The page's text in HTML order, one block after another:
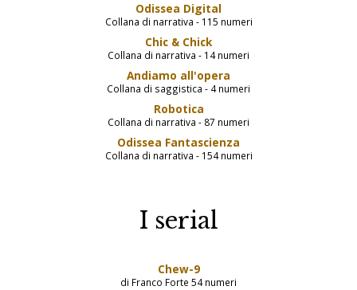
Odissea Digital
Collana di narrativa - 115 numeri
Chic & Chick
Collana di narrativa - 14 numeri
Andiamo all'opera
Collana di saggistica - 4 numeri
Robotica
Collana di narrativa - 87 numeri
Odissea Fantascienza
Collana di narrativa - 154 numeri
I serial
Chew-9
di Franco Forte 54 numeri